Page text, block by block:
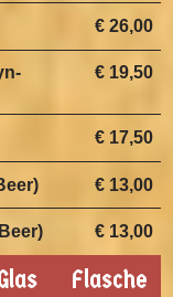
€ 26,00
€ 19,50
€ 17,50
€ 13,00
€ 13,00
Flasche